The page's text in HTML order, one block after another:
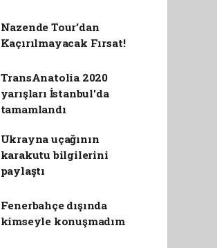
Nazende Tour’dan
Kaçırılmayacak Fırsat!
TransAnatolia 2020
yarışları İstanbul'da
tamamlandı
Ukrayna uçağının
karakutu bilgilerini
paylaştı
Fenerbahçe dışında
kimseyle konuşmadım